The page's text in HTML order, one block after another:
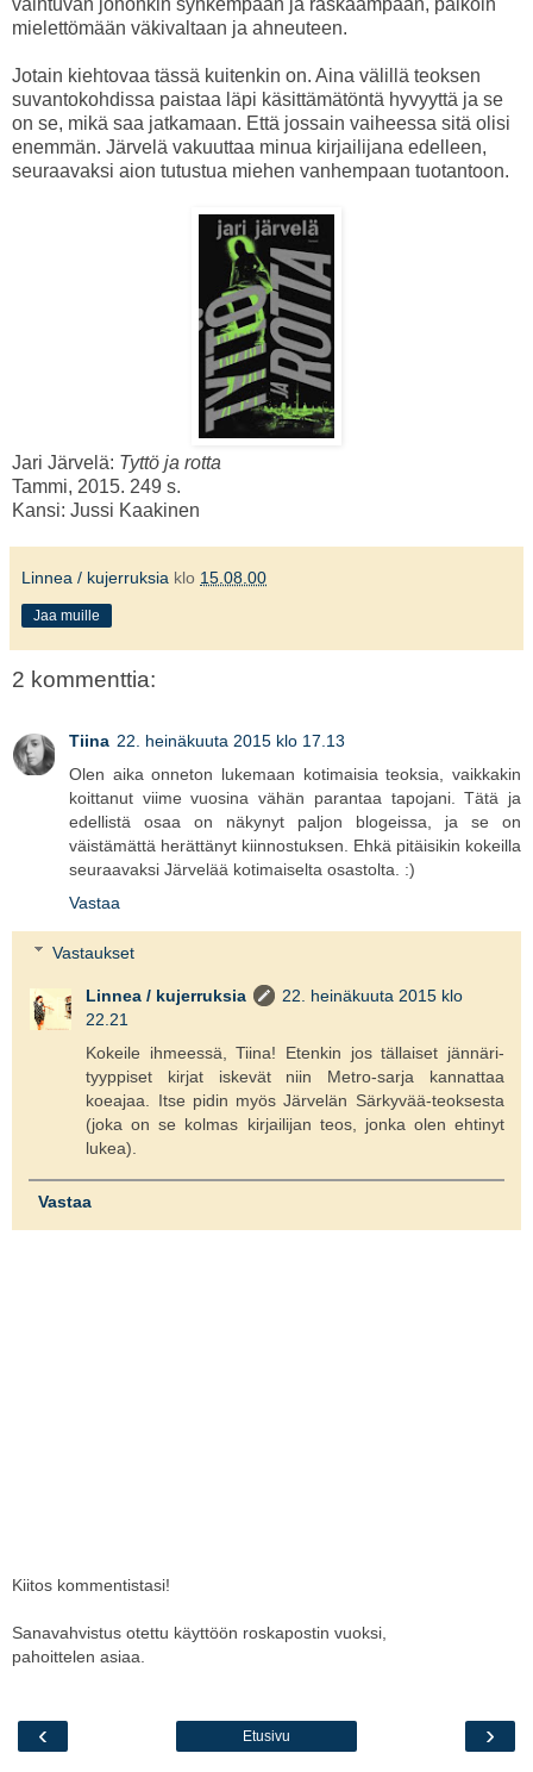
mielettömään väkivaltaan ja ahneuteen.
Jotain kiehtovaa tässä kuitenkin on. Aina välillä teoksen
suvantokohdissa paistaa läpi käsittämätöntä hyvyyttä ja se
on se, mikä saa jatkamaan. Että jossain vaiheessa sitä olisi
enemmän. Järvelä vakuuttaa minua kirjailijana edelleen,
seuraavaksi aion tutustua miehen vanhempaan tuotantoon.
Jari Järvelä: Tyttö ja rotta
Tammi, 2015. 249 s.
Kansi: Jussi Kaakinen
Linnea / kujerruksia klo 15.08.00
Jaa muille
2 kommenttia:
Tiina 22. heinäkuuta 2015 klo 17.13
Olen aika onneton lukemaan kotimaisia teoksia, vaikkakin
koittanut viime vuosina vähän parantaa tapojani. Tätä ja
edellistä osaa on näkynyt paljon blogeissa, ja se on
väistämättä herättänyt kiinnostuksen. Ehkä pitäisikin kokeilla
seuraavaksi Järvelää kotimaiselta osastolta. :)
Vastaa
Vastaukset
Linnea / kujerruksia
22. heinäkuuta 2015 klo
22.21
Kokeile ihmeessä, Tiina! Etenkin jos tällaiset jännäri-
tyyppiset kirjat iskevät niin Metro-sarja kannattaa
koeajaa. Itse pidin myös Järvelän Särkyvää-teoksesta
(joka on se kolmas kirjailijan teos, jonka olen ehtinyt
lukea).
Vastaa
Kiitos kommentistasi!
Sanavahvistus otettu käyttöön roskapostin vuoksi,
pahoittelen asiaa.
‹ ›
Etusivu